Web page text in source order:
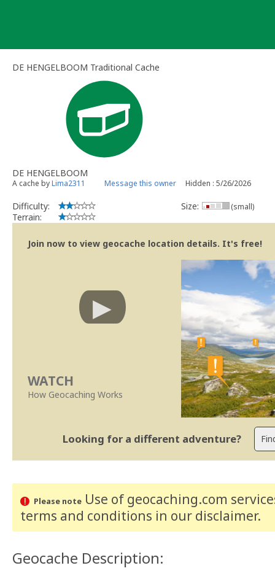
DE HENGELBOOM Traditional Cache
DE HENGELBOOM
A cache byLima2311 Message this owner Hidden : 5/26/2026
Difficulty:
Terrain:
Size: (small)
Join now to view geocache location details. It's free!
WATCH
How Geocaching Works
Looking for a different adventure?
Please noteUse of geocaching.com
terms and conditions in our disclaimer.
Geocache Description: